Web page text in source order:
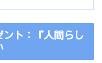
ト：『人間らし